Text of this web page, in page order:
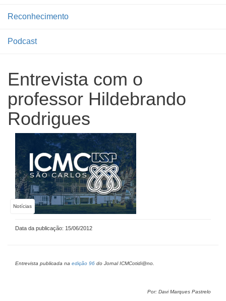
Reconhecimento
Podcast
Entrevista com o
professor Hildebrando
Rodrigues
Notícias
Data da publicação: 15/06/2012
Entrevista publicada na edição 96 do Jornal ICMCotidi@no.
Por: Davi Marques Pastrelo